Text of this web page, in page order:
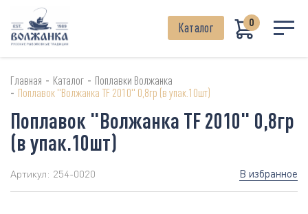
Каталог 0
Главная - Каталог - Поплавки Волжанка
- Поплавок "Волжанка TF 2010" 0,8гр (в упак.10шт)
Поплавок "Волжанка TF 2010" 0,8гр
(в упак.10шт)
Артикул: 254-0020 В избранное